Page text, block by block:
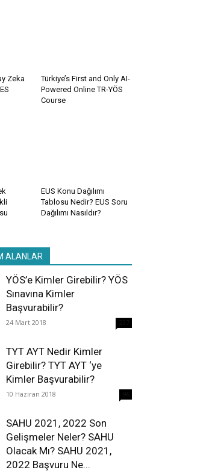
Zeka
Türkiye’s First and Only AI-
Powered Online TR-YÖS
Course
EUS Konu Dağılımı
Tablosu Nedir? EUS Soru
Dağılımı Nasıldır?
ALANLAR
YÖS’e Kimler Girebilir? YÖS
Sınavına Kimler
Başvurabilir?
24 Mart 2018
TYT AYT Nedir Kimler
Girebilir? TYT AYT ‘ye
Kimler Başvurabilir?
10 Haziran 2018
SAHU 2021, 2022 Son
Gelişmeler Neler? SAHU
Olacak Mı? SAHU 2021,
2022 Başvuru Ne...